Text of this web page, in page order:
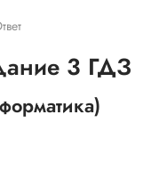
3 ГДЗ